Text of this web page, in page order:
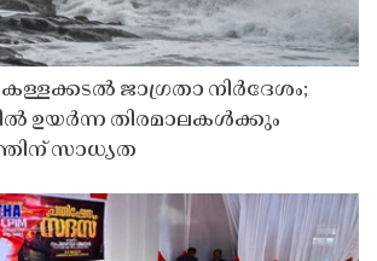
ജാഗ്രതാ നിർദേശം;
ഉയർന്ന തിരമാലകൾക്കും
സാധ്യത